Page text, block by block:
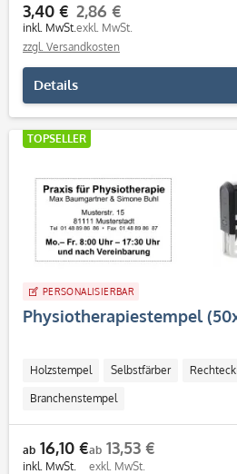
3,40 €
inkl. MwSt.
2,86 €
exkl. MwSt.
zzgl. Versandkosten
Details
TOPSELLER
PERSONALISIERBAR
Physiotherapiestempel
Holzstempel Selbstfärber
Branchenstempel
ab 16,10 €
inkl. MwSt.
ab 13,53 €
exkl. MwSt.